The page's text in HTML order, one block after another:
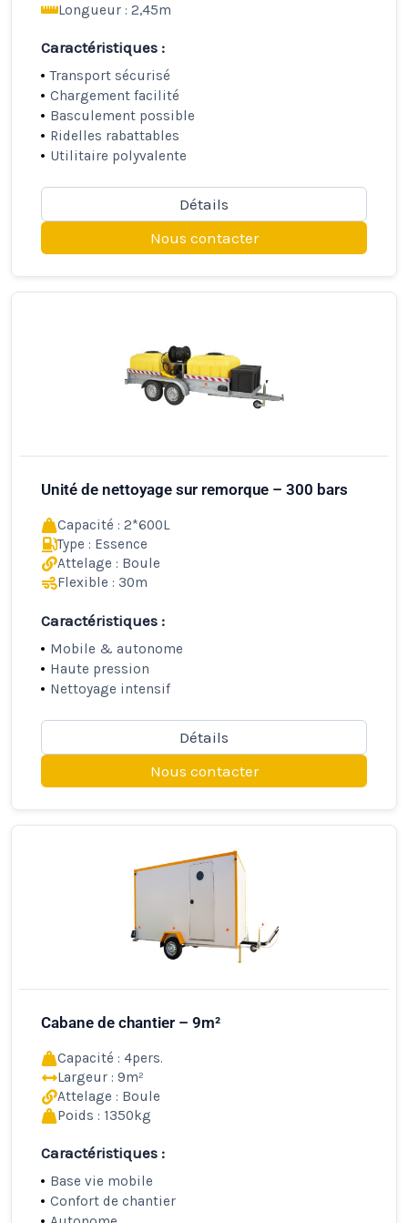
Longueur : 2,45m
Caractéristiques :
Transport sécurisé
Chargement facilité
Basculement possible
Ridelles rabattables
Utilitaire polyvalente
Détails
Nous contacter
Unité de nettoyage sur remorque – 300 bars
Capacité : 2*600L
Type : Essence
Attelage : Boule
Flexible : 30m
Caractéristiques :
Mobile & autonome
Haute pression
Nettoyage intensif
Détails
Nous contacter
Cabane de chantier – 9m²
Capacité : 4pers.
Largeur : 9m²
Attelage : Boule
Poids : 1350kg
Caractéristiques :
Base vie mobile
Confort de chantier